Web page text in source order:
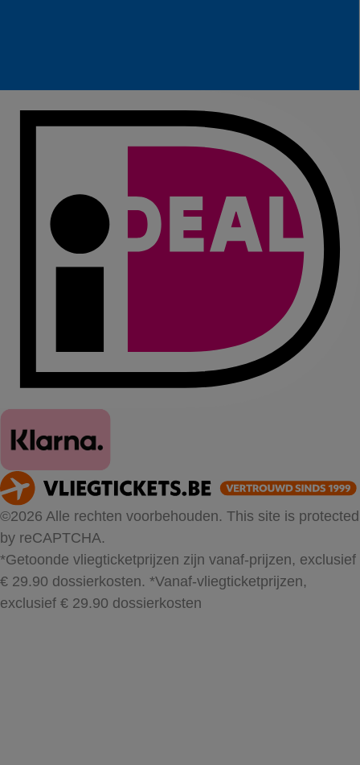
©2026 Alle rechten voorbehouden. This site is protected
by reCAPTCHA.
*Getoonde vliegticketprijzen zijn vanaf-prijzen, exclusief
€ 29.90 dossierkosten. *Vanaf-vliegticketprijzen,
exclusief € 29.90 dossierkosten